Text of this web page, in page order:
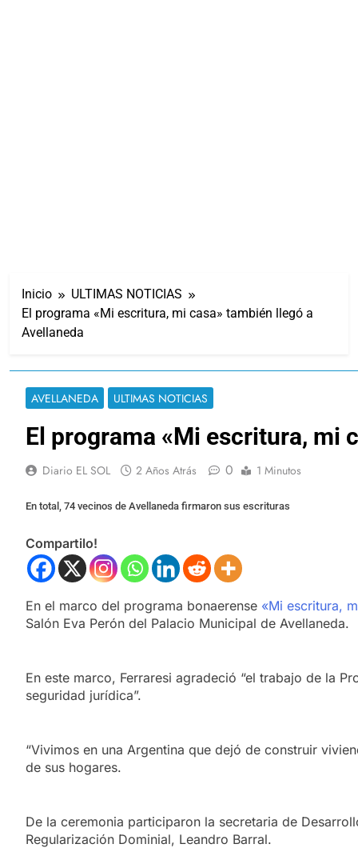
Inicio
ULTIMAS NOTICIAS
El programa «Mi escritura, mi casa» también llegó a
Avellaneda
AVELLANEDA ULTIMAS NOTICIAS
El programa «Mi escritura, mi
Diario EL SOL 2 Años Atrás 0 1 Minutos
En total, 74 vecinos de Avellaneda firmaron sus escrituras
Compartilo!
En el marco del programa bonaerense «Mi escritura,
Salón Eva Perón del Palacio Municipal de Avellaneda.
En este marco, Ferraresi agradeció “el trabajo de la
seguridad jurídica”.
“Vivimos en una Argentina que dejó de construir
de sus hogares.
De la ceremonia participaron la secretaria de
Regularización Dominial, Leandro Barral.